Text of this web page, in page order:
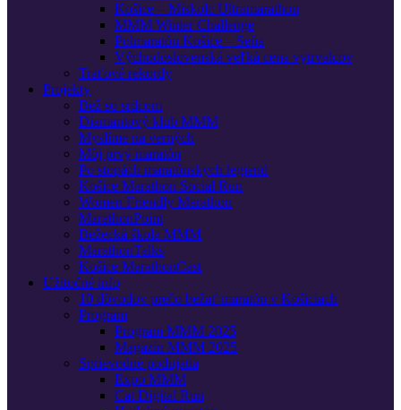
Košice – Miskolc Ultramarathon
MMM Winter Challenge
Polmaratón Košice – Seňa
Východoslovenská veľká cena vytrvalcov
Traťové rekordy
Projekty
Bež so srdcom
Diamantový klub MMM
Myslíme na verných
Môj prvý maratón
Po stopách maratónskych legiend
Košice Marathon Social Run
Women Friendly Marathon
MarathonPoint
Bežecká škola MMM
MarathonTalks
Košice MarathonCast
Užitočné info
10 dôvodov prečo bežať maratón v Košiciach
Program
Program MMM 2025
Magazín MMM 2025
Sprievodné podujatia
Expo MMM
Cat Digital Run